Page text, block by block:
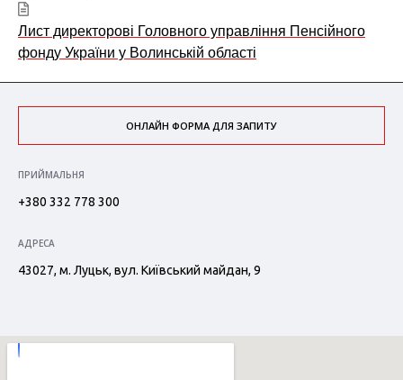
Лист директорові Головного управління Пенсійного
фонду України у Волинській області
ОНЛАЙН ФОРМА ДЛЯ ЗАПИТУ
ПРИЙМАЛЬНЯ
+380 332 778 300
АДРЕСА
43027, м. Луцьк, вул. Київський майдан, 9